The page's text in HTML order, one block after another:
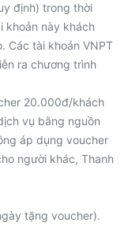
định) trong thời
khoản này khách
Các tài khoản VNPT
ra chương trình
20.000đ/khách
vụ bằng nguồn
áp dụng voucher
người khác, Thanh
tặng voucher).